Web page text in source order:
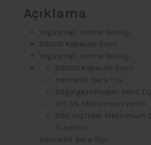
Açıklama
Yoğuşmalı Isıtma Tekniği
20000 Kapasite Sınıfı
Yoğuşmalı Isıtma Tekniği
20000 Kapasite Sınıfı
Hermetik Baca Tipi
Doğalgaz+Propan Yakıt
107.5% Maksimum Verim
2.65 m3/saat Maksimum
Tüketimi
Hermetik Baca Tipi